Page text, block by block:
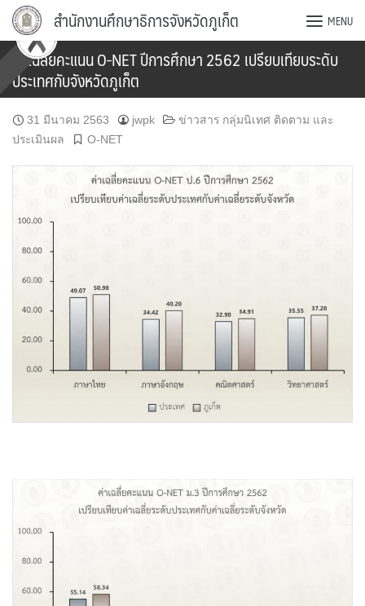
Skip
content
สำนักงานศึกษาธิการจังหวัดภูเก็ต MENU
ค่าเฉลี่ยคะแนน O-NET ปีการศึกษา 2562 เปรียบเทียบระดับ
ประเทศกับจังหวัดภูเก็ต
31 มีนาคม 2563 jwpk
ข่าวสาร กลุ่มนิเทศ ติดตาม และ
ประเมินผล
O-NET